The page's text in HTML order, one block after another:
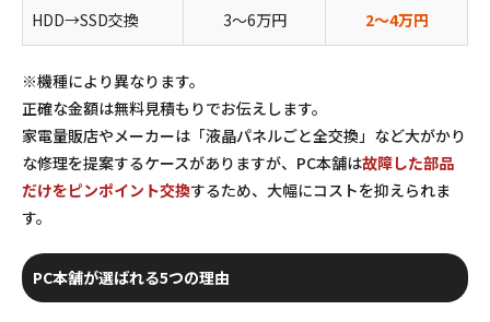
HDD→SSD交換 3〜6万円 2〜4万円
※機種により異なります。
正確な金額は無料見積もりでお伝えします。
家電量販店やメーカーは「液晶パネルごと全交換」など大がかり
な修理を提案するケースがありますが、PC本舗は故障した部品
だけをピンポイント交換するため、大幅にコストを抑えられま
す。
PC本舗が選ばれる5つの理由